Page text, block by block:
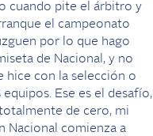
cuando pite el árbitro y
el campeonato
por lo que hago
de Nacional, y no
hice con la selección o
Ese es el desafío,
de cero, mi
Nacional comienza a